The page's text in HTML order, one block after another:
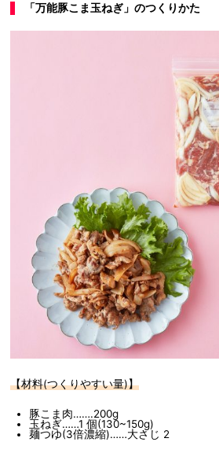
「万能豚こま玉ねぎ」のつくりかた
【材料(つくりやすい量)】
豚こま肉…….200g
玉ねぎ……1 個(130~150g)
麺つゆ(3倍濃縮)……大さじ 2